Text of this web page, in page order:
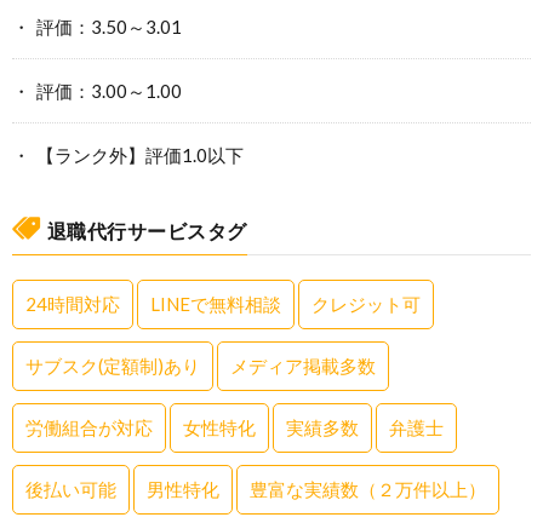
評価：3.50～3.01
評価：3.00～1.00
【ランク外】評価1.0以下
退職代行サービスタグ
24時間対応 LINEで無料相談 クレジット可
サブスク(定額制)あり メディア掲載多数
労働組合が対応 女性特化 実績多数 弁護士
後払い可能 男性特化 豊富な実績数（２万件以上）